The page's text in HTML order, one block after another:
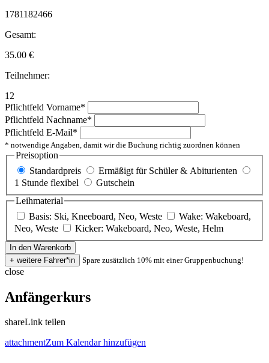
1781182466
Gesamt:
35.00 €
Teilnehmer:
12
Pflichtfeld Vorname*
Pflichtfeld Nachname*
Pflichtfeld E-Mail*
* notwendige Angaben, damit wir die Buchung richtig zuordnen können
Preisoption
Standardpreis
Ermäßigt für Schüler & Abiturienten
1 Stunde flexibel
Gutschein
Leihmaterial
Basis: Ski, Kneeboard, Neo, Weste
Wake: Wakeboard,
Neo, Weste
Kicker: Wakeboard, Neo, Weste, Helm
Spare zusätzlich 10% mit einer Gruppenbuchung!
close
Anfängerkurs
shareLink teilen
attachmentZum Kalendar hinzufügen